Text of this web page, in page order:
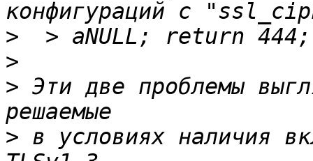
>
>
> Эти две проблемы
> в условиях наличия